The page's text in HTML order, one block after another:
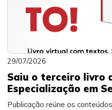
29/07/2026
Saiu o terceiro livro
Especialização em
Publicação reúne os